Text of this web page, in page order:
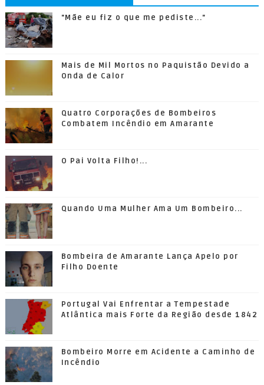
"Mãe eu fiz o que me pediste..."
Mais de Mil Mortos no Paquistão Devido a
Onda de Calor
Quatro Corporações de Bombeiros
Combatem Incêndio em Amarante
O Pai Volta Filho!...
Quando Uma Mulher Ama Um Bombeiro...
Bombeira de Amarante Lança Apelo por
Filho Doente
Portugal Vai Enfrentar a Tempestade
Atlântica mais Forte da Região desde 1842
Bombeiro Morre em Acidente a Caminho de
Incêndio